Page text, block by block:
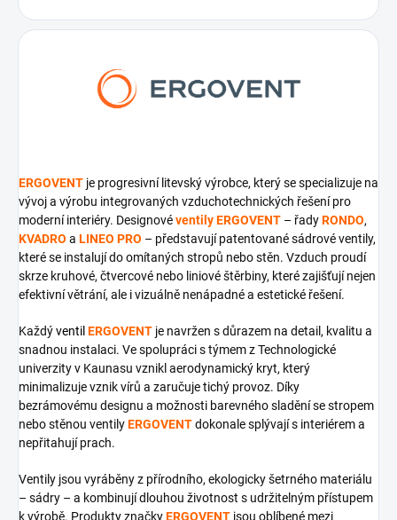
ERGOVENT je progresivní litevský výrobce, který se specializuje na
vývoj a výrobu integrovaných vzduchotechnických řešení pro
moderní interiéry. Designovéventily ERGOVENT – řadyRONDO,
KVADRO a LINEO PRO – představují patentované sádrové ventily,
které se instalují do omítaných stropů nebo stěn. Vzduch proudí
skrze kruhové, čtvercové nebo liniové štěrbiny, které zajišťují nejen
efektivní větrání, ale i vizuálně nenápadné a estetické řešení.
Každýventil ERGOVENT je navržen s důrazem na detail, kvalitu a
snadnou instalaci. Ve spolupráci s týmem z Technologické
univerzity v Kaunasu vznikl aerodynamický kryt, který
minimalizuje vznik vírů a zaručuje tichý provoz. Díky
bezrámovému designu a možnosti barevného sladění se stropem
nebo stěnou ventilyERGOVENTdokonale splývají s interiérem a
nepřitahují prach.
Ventily jsou vyráběny z přírodního, ekologicky šetrného materiálu
– sádry – a kombinují dlouhou životnost s udržitelným přístupem
k výrobě. Produkty značkyERGOVENT jsou oblíbené mezi